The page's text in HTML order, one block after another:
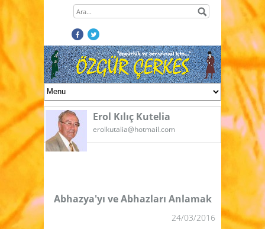
Erol Kılıç Kutelia
erolkutalia@hotmail.com
Abhazya'yı ve Abhazları Anlamak
24/03/2016